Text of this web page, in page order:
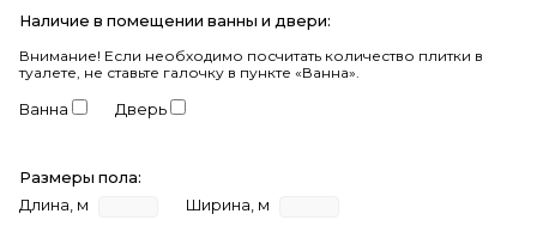
Наличие в помещении ванны и двери:
Внимание! Если необходимо посчитать количество плитки в
туалете, не ставьте галочку в пункте «Ванна».
Ванна Дверь
Размеры пола:
Длина, м
Ширина, м